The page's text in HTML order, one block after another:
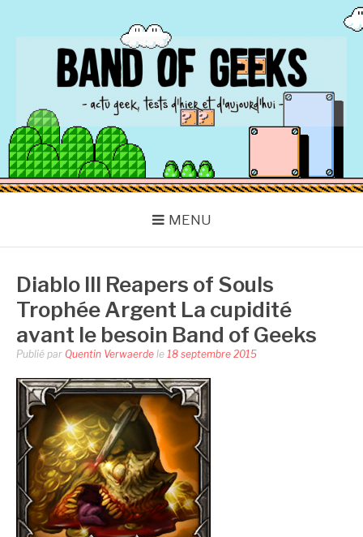
BAND OF GEEKS
Actu Geek d'hier et d'aujourd'hui
MENU
Diablo III Reapers of Souls
Trophée Argent La cupidité
avant le besoin Band of Geeks
Publié par Quentin Verwaerde le 18 septembre 2015